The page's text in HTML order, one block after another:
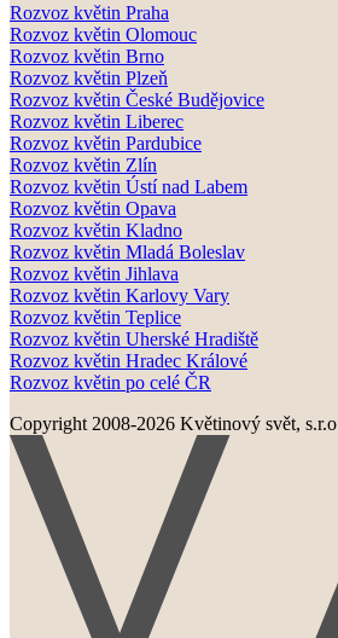
Rozvoz květin Praha
Rozvoz květin Olomouc
Rozvoz květin Brno
Rozvoz květin Plzeň
Rozvoz květin České Budějovice
Rozvoz květin Liberec
Rozvoz květin Pardubice
Rozvoz květin Zlín
Rozvoz květin Ústí nad Labem
Rozvoz květin Opava
Rozvoz květin Kladno
Rozvoz květin Mladá Boleslav
Rozvoz květin Jihlava
Rozvoz květin Karlovy Vary
Rozvoz květin Teplice
Rozvoz květin Uherské Hradiště
Rozvoz květin Hradec Králové
Rozvoz květin po celé ČR
Copyright 2008-2026 Květinový svět, s.r.o